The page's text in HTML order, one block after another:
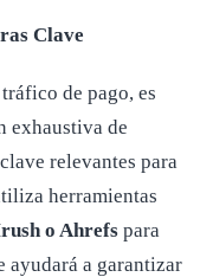
Clave
de pago, es
exhaustiva de
relevantes para
herramientas
o Ahrefs para
ayudará a garantizar